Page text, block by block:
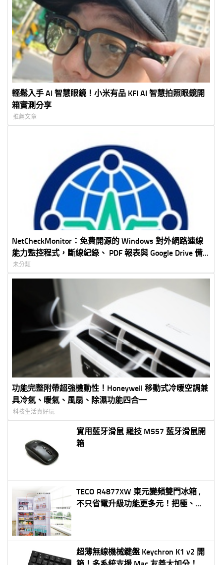
輕鬆入手 AI 智慧眼鏡！小米有品 KFI AI 智慧拍照眼鏡開
箱實測分享
推薦文章
NetCheckMonitor：免費開源的 Windows 對外網路連線
能力監控程式，斷線紀錄、 PDF 報表與 Google Drive 備
份一次完成
未分類
功能完整附帶超強機動性！Honeywell 移動式冷暖空調兼
具冷氣、暖氣、風扇、除濕功能四合一
科技生活真好玩
實用藍牙滑鼠 羅技 M557 藍牙滑鼠開
箱
TECO R4877XW 東元變頻雙門冰箱 ,
不只省電升級功能更多元！把極、
超薄無線機械鍵盤 Keychron K1 v2 開